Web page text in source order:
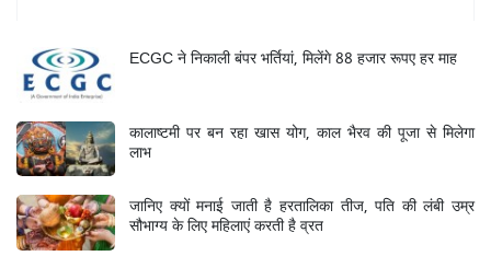
ECGC ने निकाली बंपर भर्तियां, मिलेंगे 88 हजार रूपए हर माह
कालाष्टमी पर बन रहा खास योग, काल भैरव की पूजा से मिलेगा
लाभ
जानिए क्यों मनाई जाती है हरतालिका तीज, पति की लंबी उम्र
सौभाग्य के लिए महिलाएं करती है व्रत